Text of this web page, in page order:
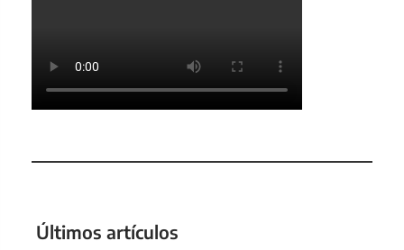
Últimos artículos